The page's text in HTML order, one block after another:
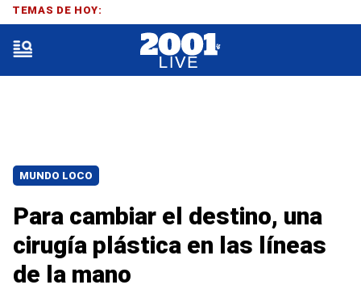
MUNDO LOCO
Para cambiar el destino, una
cirugía plástica en las líneas
de la mano
TEMAS DE HOY: